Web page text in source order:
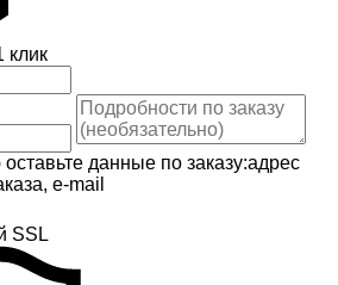
клик
данные по заказу:адрес
e-mail
SSL